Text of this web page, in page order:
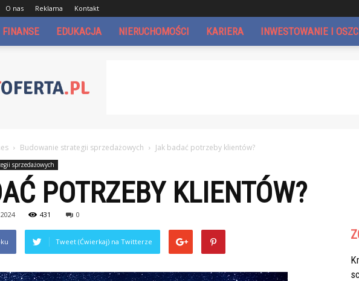
O nas Reklama Kontakt
FINANSE EDUKACJA NIERUCHOMOŚCI KARIERA INWESTOWANIE I
Budowanie strategii sprzedażowych Jak badać potrzeby klientów?
sprzedażowych
POTRZEBY KLIENTÓW?
431 0
Tweet (Ćwierkaj) na Twitterze